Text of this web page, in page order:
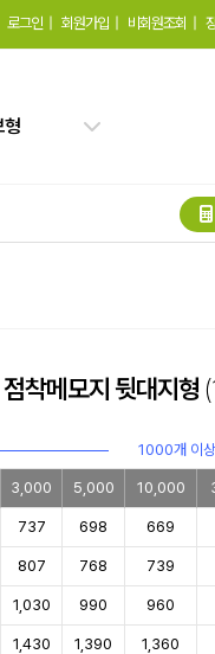
로그인 회원가입 비회원조회
양장
형
그지
양장
착메모지 뒷대지형
1000개 이
3,000 5,000 10,000
737 698 669
807 768 739
1,030 990 960
1,430 1,390 1,360